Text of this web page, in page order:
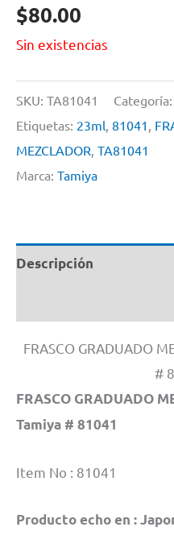
$80.00
Sin existencias
SKU: TA81041 Categoría:
Etiquetas: 23ml 81041
MEZCLADOR TA81041
Marca: Tamiya
Descripción
FRASCO GRADUADO
#
FRASCO GRADUADO
Tamiya # 81041
Item No : 81041
Producto echo en :